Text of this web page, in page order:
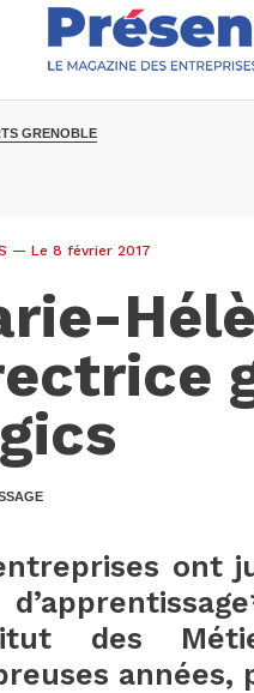
GRENOBLE
— Le 8 février 2017
ont
des
années,